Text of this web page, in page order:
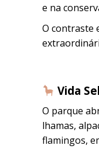
e na
O contraste
Vida
O parque
lhamas,
flamingos,